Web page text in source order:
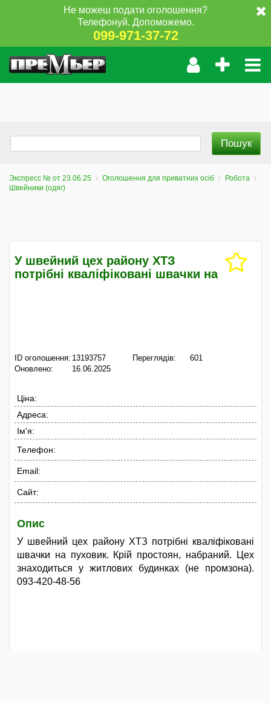
Не можеш подати оголошення?
Телефонуй. Допоможемо.
099-971-37-72
Экспресс № от 23.06.25 Оголошення для приватних осіб
Робота
Швейники (одяг)
У швейний цех району ХТЗ
потрібні кваліфіковані швачки на
ID оголошення: 13193757
Оновлено:
16.06.2025
Переглядів: 601
Ціна:
Адреса:
Ім'я:
Телефон:
Email:
Сайт:
Опис
У швейний цех району ХТЗ потрібні кваліфіковані
швачки на пуховик. Крій простоян, набраний. Цех
знаходиться у житлових будинках (не промзона).
093-420-48-56